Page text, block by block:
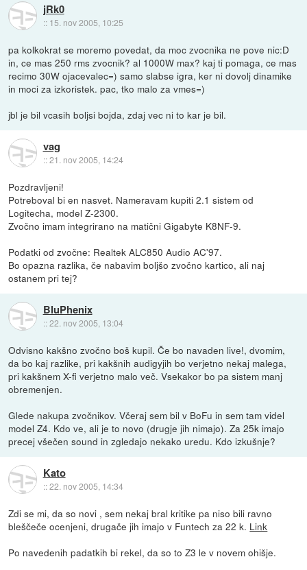
jRk0
:: 15. nov 2005, 10:25
pa kolkokrat se moremo povedat, da moc zvocnika ne pove nic:D
in, ce mas 250 rms zvocnik? al 1000W max? kaj ti pomaga, ce mas
recimo 30W ojacevalec=) samo slabse igra, ker ni dovolj dinamike
in moci za izkoristek. pac, tko malo za vmes=)
jbl je bil vcasih boljsi bojda, zdaj vec ni to kar je bil.
vag
::21. nov 2005, 14:24
Pozdravljeni!
Potreboval bi en nasvet. Nameravam kupiti 2.1 sistem od
Logitecha, model Z-2300.
Zvočno imam integrirano na matični Gigabyte K8NF-9.
Podatki od zvočne: Realtek ALC850 Audio AC'97.
Bo opazna razlika, če nabavim boljšo zvočno kartico, ali naj
ostanem pri tej?
BluPhenix
::22. nov 2005, 13:04
Odvisno kakšno zvočno boš kupil. Če bo navaden live!, dvomim,
da bo kaj razlike, pri kakšnih audigyjih bo verjetno nekaj malega,
pri kakšnem X-fi verjetno malo več. Vsekakor bo pa sistem manj
obremenjen.
Glede nakupa zvočnikov. Včeraj sem bil v BoFu in sem tam videl
model Z4. Kdo ve, ali je to novo (drugje jih nimajo). Za 25k imajo
precej všečen sound in zgledajo nekako uredu. Kdo izkušnje?
Kato
::22. nov 2005, 14:34
Zdi se mi, da so novi , sem nekaj bral kritike pa niso bili ravno
bleščeče ocenjeni, drugače jih imajo v Funtech za 22 k. Link
Po navedenih padatkih bi rekel, da so to Z3 le v novem ohišje.